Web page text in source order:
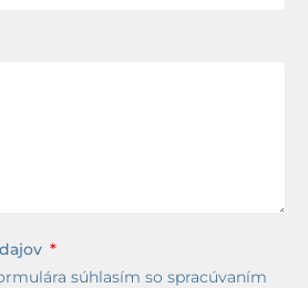
súhlasím so spracúvaním